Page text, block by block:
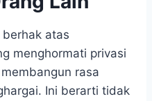
atas
menghormati privasi
rasa
Ini berarti tidak